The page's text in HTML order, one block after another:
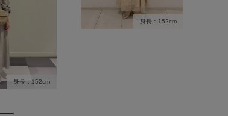
身長：152cm
身長：152cm